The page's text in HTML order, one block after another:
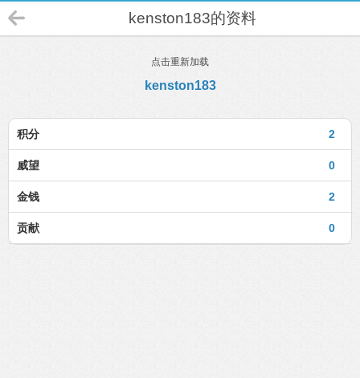
kenston183的资料
点击重新加载
kenston183
2
积分
0
威望
2
金钱
0
贡献